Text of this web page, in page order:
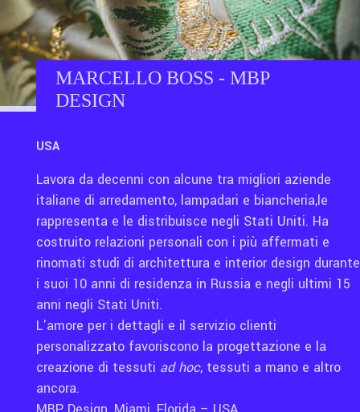
MARCELLO BOSS - MBP
DESIGN
USA
Lavora da decenni con alcune tra migliori aziende
italiane di arredamento, lampadari e biancheria,le
rappresenta e le distribuisce negli Stati Uniti. Ha
costruito relazioni personali con i più affermati e
rinomati studi di architettura e interior design durante
i suoi 10 anni di residenza in Russia e negli ultimi 15
anni negli Stati Uniti.
L'amore per i dettagli e il servizio clienti
personalizzato favoriscono la progettazione e la
creazione di tessuti ad hoc, tessuti a mano e altro
ancora.